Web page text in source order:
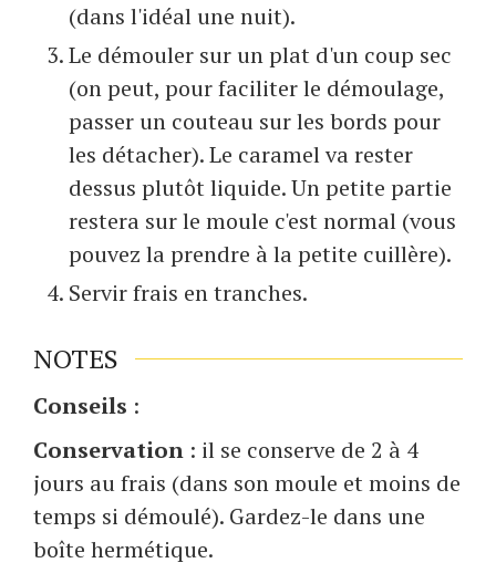
(dans l'idéal une nuit).
Le démouler sur un plat d'un coup sec
(on peut, pour faciliter le démoulage,
passer un couteau sur les bords pour
les détacher). Le caramel va rester
dessus plutôt liquide. Un petite partie
restera sur le moule c'est normal (vous
pouvez la prendre à la petite cuillère).
Servir frais en tranches.
NOTES
Conseils :
Conservation : il se conserve de 2 à 4
jours au frais (dans son moule et moins de
temps si démoulé). Gardez-le dans une
boîte hermétique.